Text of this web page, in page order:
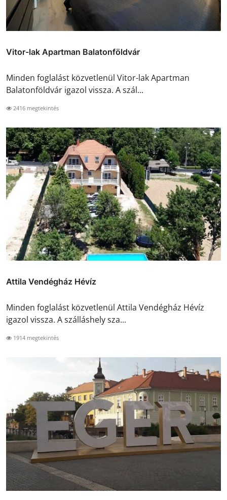
Vitor-lak Apartman Balatonföldvár
Minden foglalást közvetlenül Vitor-lak Apartman
Balatonföldvár igazol vissza. A szál...
2416 megtekintés
Attila Vendégház Hévíz
Minden foglalást közvetlenül Attila Vendégház Hévíz
igazol vissza. A szálláshely sza...
1914 megtekintés